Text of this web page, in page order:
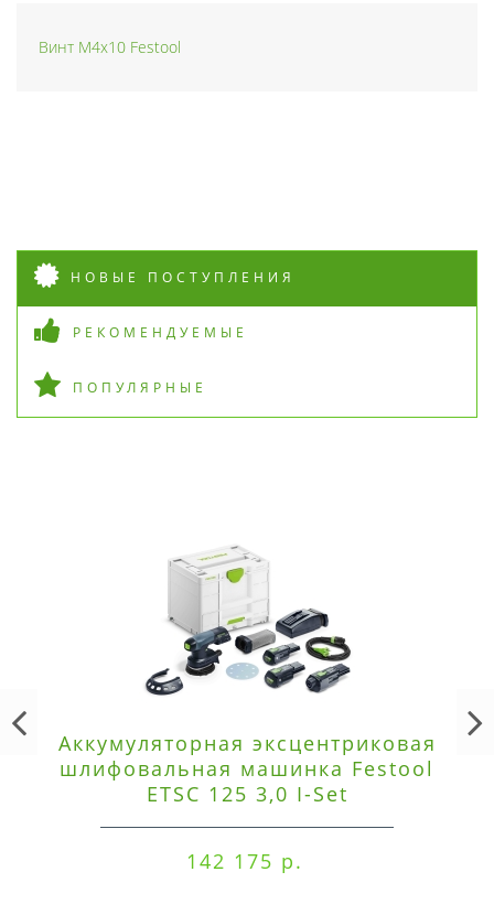
Винт M4x10 Festool
НОВЫЕ ПОСТУПЛЕНИЯ
РЕКОМЕНДУЕМЫЕ
ПОПУЛЯРНЫЕ
Аккумуляторная эксцентриковая
шлифовальная машинка Festool
ETSC 125 3,0 I-Set
142 175 р.